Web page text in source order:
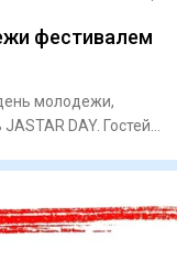
фестивалем
молодежи,
DAY. Гостей